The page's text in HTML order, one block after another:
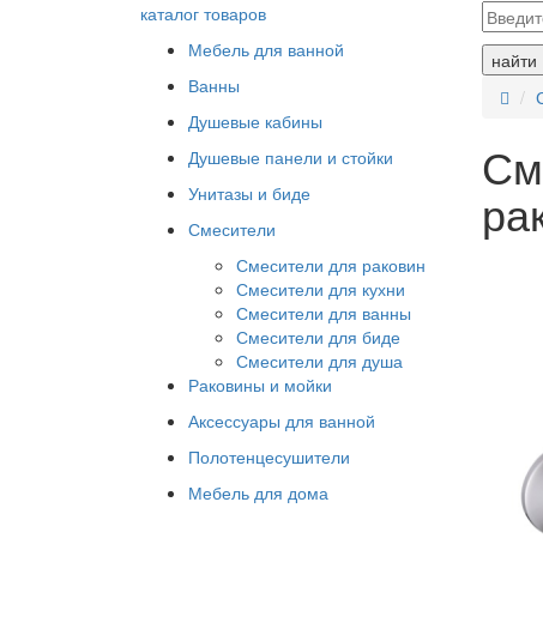
каталог товаров
Мебель для ванной
Ванны
Душевые кабины
Душевые панели и стойки
Унитазы и биде
Смесители
Смесители для раковин
Смесители для кухни
Смесители для ванны
Смесители для биде
Смесители для душа
Раковины и мойки
Аксессуары для ванной
Полотенцесушители
Мебель для дома
найти